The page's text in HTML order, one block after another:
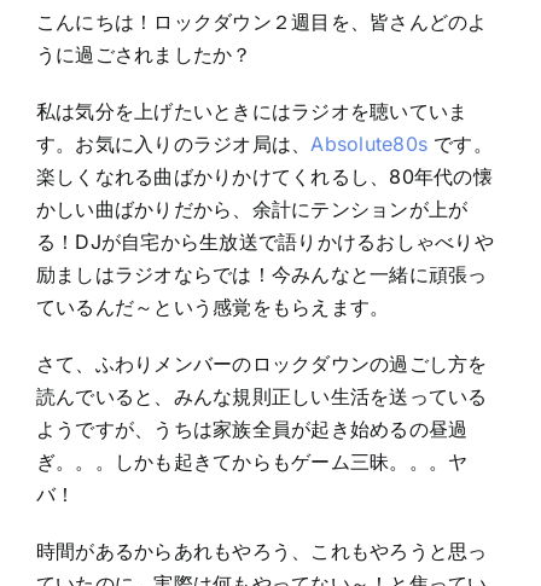
こんにちは！ロックダウン２週目を、皆さんどのよ
うに過ごされましたか？
私は気分を上げたいときにはラジオを聴いていま
す。お気に入りのラジオ局は、Absolute80s です。
楽しくなれる曲ばかりかけてくれるし、80年代の懐
かしい曲ばかりだから、余計にテンションが上が
る！DJが自宅から生放送で語りかけるおしゃべりや
励ましはラジオならでは！今みんなと一緒に頑張っ
ているんだ～という感覚をもらえます。
さて、ふわりメンバーのロックダウンの過ごし方を
読んでいると、みんな規則正しい生活を送っている
ようですが、うちは家族全員が起き始めるの昼過
ぎ。。。しかも起きてからもゲーム三昧。。。ヤ
バ！
時間があるからあれもやろう、これもやろうと思っ